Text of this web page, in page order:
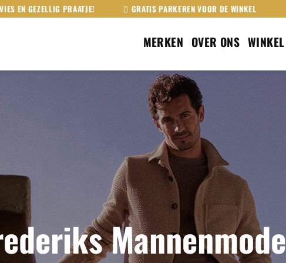
EN GEZELLIG PRAATJE! GRATIS PARKEREN VOOR DE WINKEL
MERKEN OVER ONS WINKEL
Mannenmode